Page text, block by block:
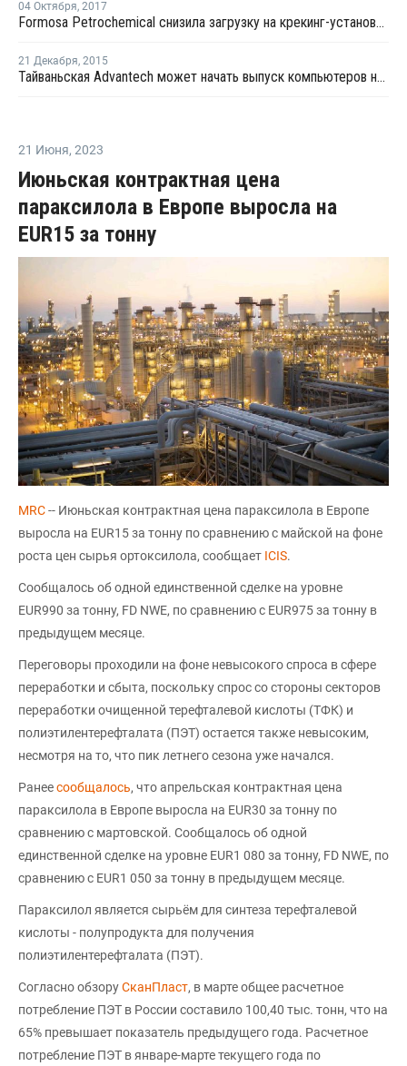
04 Октября, 2017
Formosa Petrochemical снизила загрузку на крекинг-установке №3 до 80%
21 Декабря, 2015
Тайваньская Advantech может начать выпуск компьютеров на петербургском заводе "Биовитрум"
21 Июня, 2023
Июньская контрактная цена
параксилола в Европе выросла на
EUR15 за тонну
MRC-- Июньская контрактная цена параксилола в Европе
выросла на EUR15 за тонну по сравнению с майской на фоне
роста цен сырья ортоксилола, сообщает ICIS.
Сообщалось об одной единственной сделке на уровне
EUR990 за тонну, FD NWE, по сравнению с EUR975 за тонну в
предыдущем месяце.
Переговоры проходили на фоне невысокого спроса в сфере
переработки и сбыта, поскольку спрос со стороны секторов
переработки очищенной терефталевой кислоты (ТФК) и
полиэтилентерефталата (ПЭТ) остается также невысоким,
несмотря на то, что пик летнего сезона уже начался.
Ранеесообщалось, что апрельская контрактная цена
параксилола в Европе выросла на EUR30 за тонну по
сравнению с мартовской. Сообщалось об одной
единственной сделке на уровне EUR1 080 за тонну, FD NWE, по
сравнению с EUR1 050 за тонну в предыдущем месяце.
Параксилол является сырьём для синтеза терефталевой
кислоты - полупродукта для получения
полиэтилентерефталата (ПЭТ).
Согласно обзоруСканПласт, в марте общее расчетное
потребление ПЭТ в России составило 100,40 тыс. тонн, что на
65% превышает показатель предыдущего года. Расчетное
потребление ПЭТ в январе-марте текущего года по